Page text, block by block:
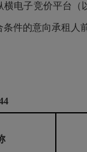
横电子竞价平台（
件的意向承租人